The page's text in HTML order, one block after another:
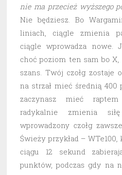
nie ma przecież wyższego
Nie będziesz. Bo
liniach, ciągle zmienia
ciągle wprowadza nowe.
choć poziom ten sam bo
szans. Twój czołg zostaje
na strzał mieć średnią
zaczynasz mieć
radykalnie zmienia
wprowadzony czołg
Świeży przykład –
ciągu 12 sekund
punktów, podczas gdy na